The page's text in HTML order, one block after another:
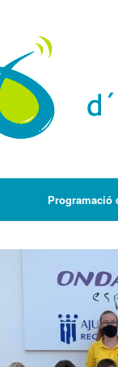
Programació